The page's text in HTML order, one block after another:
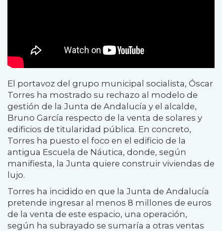
El portavoz del grupo municipal socialista, Óscar
Torres ha mostrado su rechazo al modelo de
gestión de la Junta de Andalucía y el alcalde,
Bruno García respecto de la venta de solares y
edificios de titularidad pública. En concreto,
Torres ha puesto el foco en el edificio de la
antigua Escuela de Náutica, donde, según
manifiesta, la Junta quiere construir viviendas de
lujo.
Torres ha incidido en que la Junta de Andalucía
pretende ingresar al menos 8 millones de euros
de la venta de este espacio, una operación,
según ha subrayado se sumaría a otras ventas